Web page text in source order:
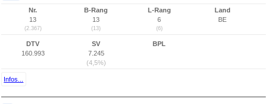
Nr.
13
(2.367)
B-Rang
13
(13)
L-Rang
6
(6)
Land
BE
DTV
160.993
SV
7.245
(4,5%)
BPL
Infos...